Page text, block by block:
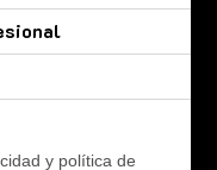
y política de